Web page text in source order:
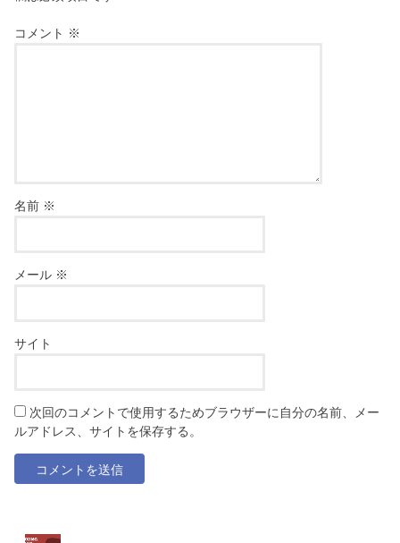
コメント ※
名前 ※
メール ※
サイト
次回のコメントで使用するためブラウザーに自分の名前、メー
ルアドレス、サイトを保存する。